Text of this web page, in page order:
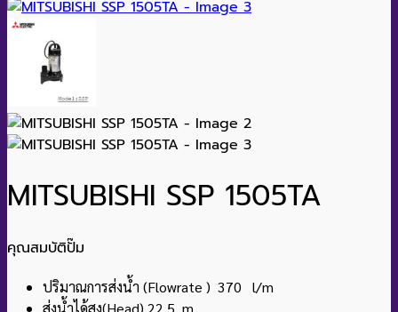
MITSUBISHI SSP 1505TA
คุณสมบัติปั๊ม
ปริมาณการส่งน้ำ (Flowrate ) 370 l/m
ส่งน้ำได้สูง(Head) 22.5 m